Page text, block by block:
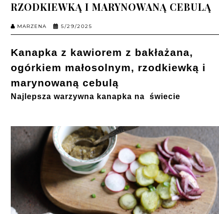
RZODKIEWKĄ I MARYNOWANĄ CEBULĄ
MARZENA 5/29/2025
Kanapka z kawiorem z bakłażana,
ogórkiem małosolnym, rzodkiewką i
marynowaną cebulą
Najlepsza warzywna kanapka na świecie